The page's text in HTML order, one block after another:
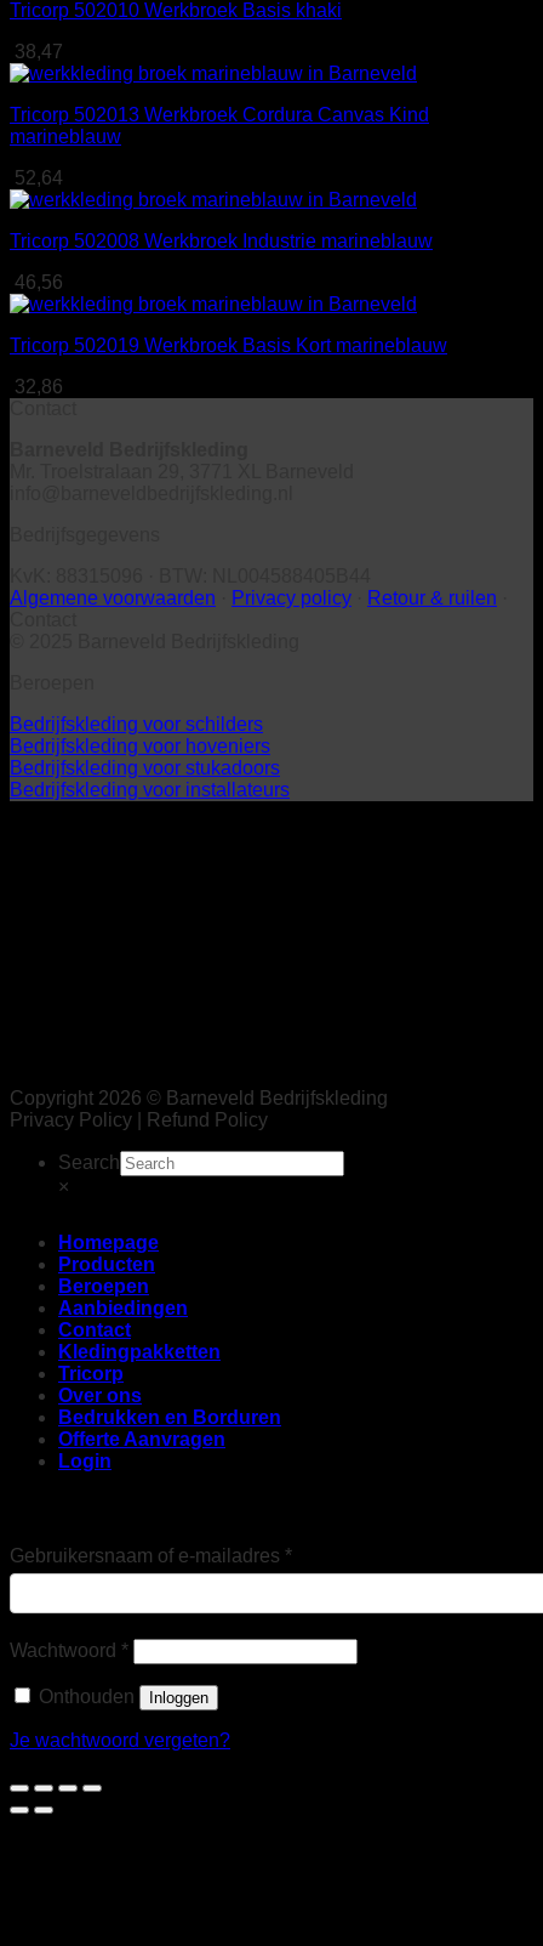
Tricorp 502010 Werkbroek Basis khaki
38,47
Tricorp 502013 Werkbroek Cordura Canvas Kind
marineblauw
52,64
Tricorp 502008 Werkbroek Industrie marineblauw
46,56
Tricorp 502019 Werkbroek Basis Kort marineblauw
32,86
Algemene voorwaarden
Privacy policy Retour & ruilen
Bedrijfskleding voor schilders
Bedrijfskleding voor hoveniers
Bedrijfskleding voor stukadoors
Bedrijfskleding voor installateurs
Copyright 2026 © Barneveld Bedrijfskleding
Privacy Policy | Refund Policy
Search
×
Homepage
Producten
Beroepen
Aanbiedingen
Contact
Kledingpakketten
Tricorp
Over ons
Bedrukken en Borduren
Offerte Aanvragen
Login
Gebruikersnaam of e-mailadres *Vereist
Wachtwoord *Vereist
Onthouden Inloggen
Je wachtwoord vergeten?